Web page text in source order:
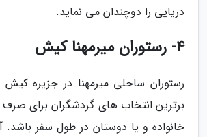
دریایی را دوچندان می نماید.
4- رستوران میرمهنا کیش
رستوران ساحلی میرمهنا در جزیره
برترین انتخاب های گردشگران برای صرف
خانواده و یا دوستان در طول سفر باشد.